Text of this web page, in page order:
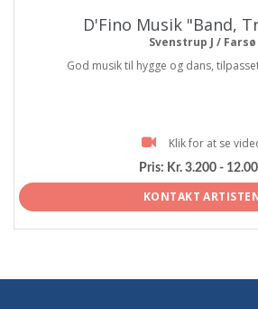
D'Fino Musik "Band,
Svenstrup J / Farsø
God musik til hygge og dans,
Klik for at se
Pris: Kr. 3.200 -
KONTAKT